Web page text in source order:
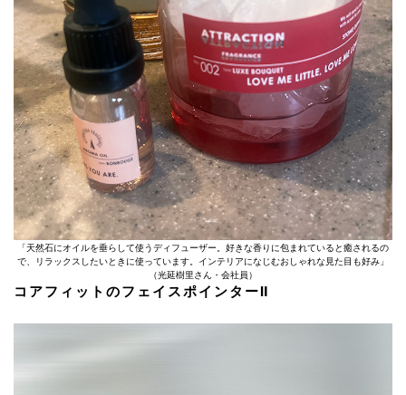
「天然石にオイルを垂らして使うディフューザー。好きな香りに包まれていると癒されるの
で、リラックスしたいときに使っています。インテリアになじむおしゃれな見た目も好み」
（光延樹里さん・会社員）
コアフィットのフェイスポインターⅡ